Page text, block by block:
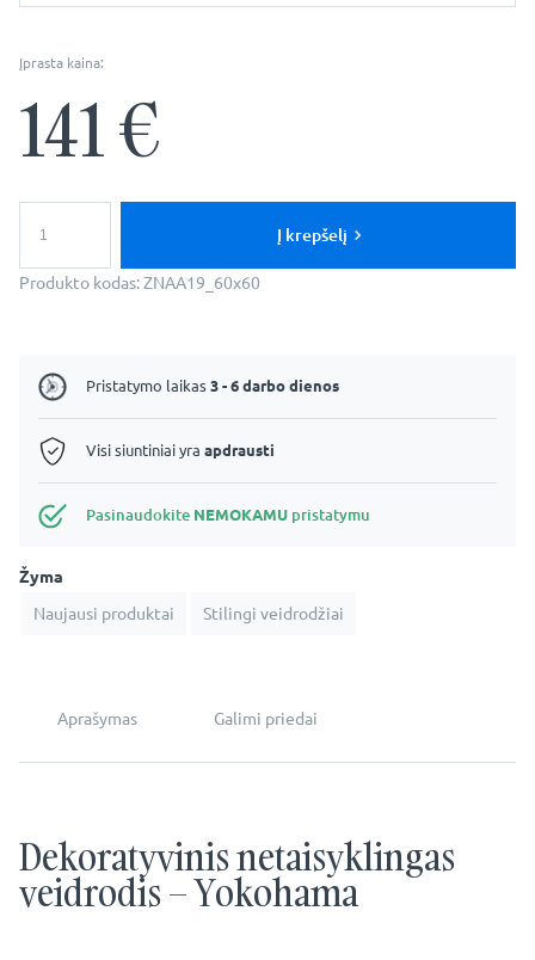
Įprasta kaina:
141€
kiekis:
netaisyklingas
Į krepšelį
Produkto kodas:ZNAA19_60x60
Pristatymo laikas 3 - 6 darbo dienos
Visi siuntiniai yra apdrausti
Pasinaudokite NEMOKAMU pristatymu
Žyma
Naujausi produktai
Stilingi veidrodžiai
Aprašymas Galimi priedai
Dekoratyvinis netaisyklingas
veidrodis – Yokohama